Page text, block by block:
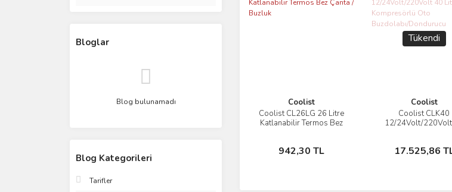
Bloglar
Blog bulunamadı
Blog Kategorileri
Tarifler
Coolist
Coolist CL26LG 26 Litre
Katlanabilir Termos Bez
942,30 TL
İncele
Sepete Ekle
Tükendi
Coolist
Coolist CLK40
12/24Volt/
17.525,86
İncele
Stokta Yok